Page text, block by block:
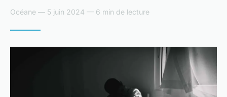
Océane — 5 juin 2024 — 6 min de lecture